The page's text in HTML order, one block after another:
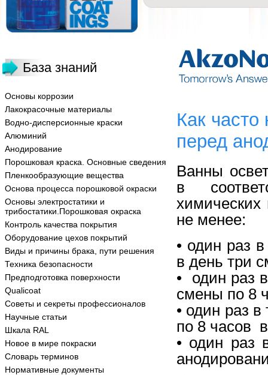
База знаний
Основы коррозии
Лакокрасочные материалы
Водно-дисперсионные краски
Алюминий
Анодирование
Порошковая краска. Основные сведения
Пленкообразующие вещества
Основа процесса порошковой окраски
Основы электростатики и
трибостатики.Порошковая окраска
Контроль качества покрытия
Оборудование цехов покрытий
Виды и причины брака, пути решения
Техника безопасности
Предподготовка поверхности
Qualicoat
Советы и секреты профессионалов
Научные статьи
Шкала RAL
Новое в мире покраски
Словарь терминов
Нормативные документы
Как часто
перед
Ванны
в
не менее:
• один раз
в день три
• один раз
смены по 8
• один раз
по 8 часов
• один раз